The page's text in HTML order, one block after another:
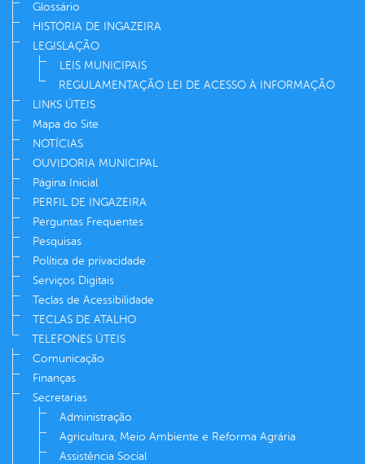
Glossário
HISTÓRIA DE INGAZEIRA
LEGISLAÇÃO
LEIS MUNICIPAIS
REGULAMENTAÇÃO LEI DE ACESSO À INFORMAÇÃO
LINKS ÚTEIS
Mapa do Site
NOTÍCIAS
OUVIDORIA MUNICIPAL
Página Inicial
PERFIL DE INGAZEIRA
Perguntas Frequentes
Pesquisas
Política de privacidade
Serviços Digitais
Teclas de Acessibilidade
TECLAS DE ATALHO
TELEFONES ÚTEIS
Comunicação
Finanças
Secretarias
Administração
Agricultura, Meio Ambiente e Reforma Agrária
Assistência Social